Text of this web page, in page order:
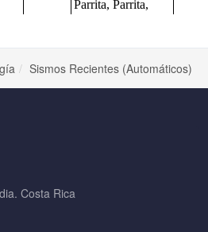
Sismos Recientes (Automáticos)
Costa Rica